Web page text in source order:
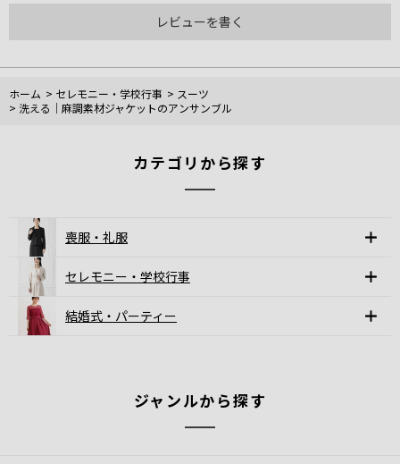
レビューを書く
ホーム > セレモニー・学校行事 > スーツ
> 洗える｜麻調素材ジャケットのアンサンブル
カテゴリから探す
喪服・礼服
セレモニー・学校行事
結婚式・パーティー
ジャンルから探す